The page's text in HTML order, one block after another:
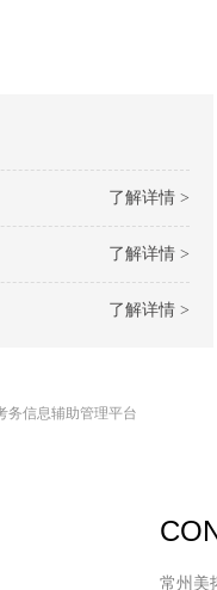
了解详情 >
了解详情 >
了解详情 >
务信息辅助管理平台
常州美